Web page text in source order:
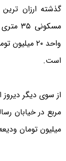
گذشته ارزان
است.
میلیون تومان ودیعه به همراه ۶۰۰ هزار